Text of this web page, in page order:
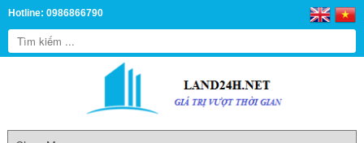
Hotline: 0986866790